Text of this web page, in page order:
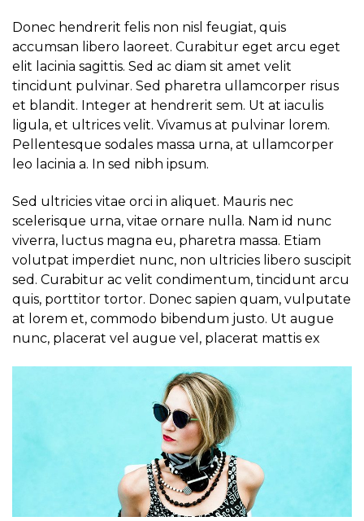
Donec hendrerit felis non nisl feugiat, quis
accumsan libero laoreet. Curabitur eget arcu eget
elit lacinia sagittis. Sed ac diam sit amet velit
tincidunt pulvinar. Sed pharetra ullamcorper risus
et blandit. Integer at hendrerit sem. Ut at iaculis
ligula, et ultrices velit. Vivamus at pulvinar lorem.
Pellentesque sodales massa urna, at ullamcorper
leo lacinia a. In sed nibh ipsum.
Sed ultricies vitae orci in aliquet. Mauris nec
scelerisque urna, vitae ornare nulla. Nam id nunc
viverra, luctus magna eu, pharetra massa. Etiam
volutpat imperdiet nunc, non ultricies libero suscipit
sed. Curabitur ac velit condimentum, tincidunt arcu
quis, porttitor tortor. Donec sapien quam, vulputate
at lorem et, commodo bibendum justo. Ut augue
nunc, placerat vel augue vel, placerat mattis ex